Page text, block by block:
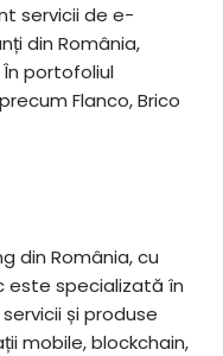
servicii de e-
din România,
În portofoliul
Flanco, Brico
din România, cu
este specializată în
și produse
mobile, blockchain,